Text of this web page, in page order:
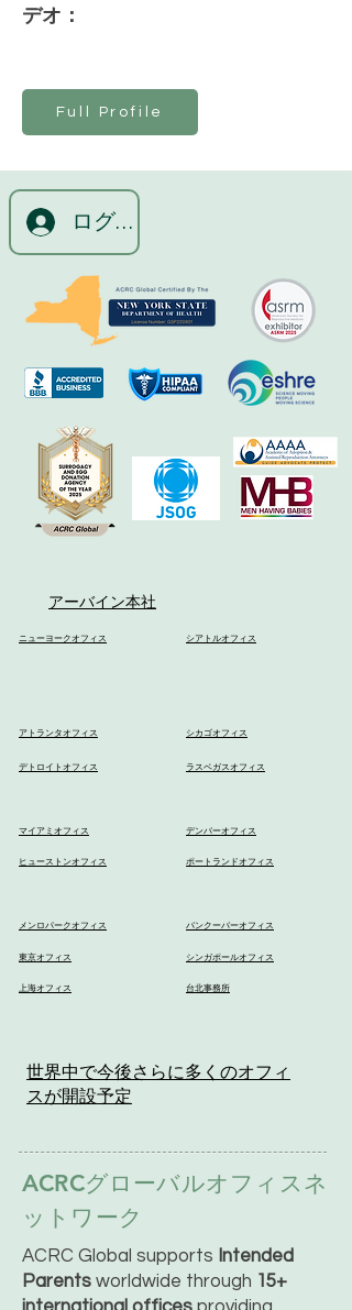
デオ：
Full Profile
ログイン
アーバイン本社
ニューヨークオフィス シアトルオフィス
アトランタオフィス
デトロイトオフィス
マイアミオフィス
ヒューストンオフィス
メンロパークオフィス
東京オフィス
上海オフィス
シカゴオフィス
ラスベガスオフィス
デンバーオフィス
ポートランドオフィス
バンクーバーオフィス
シンガポールオフィス
台北事務所
世界中で今後さらに多くのオフィ
スが開設予定
ACRCグローバルオフィスネ
ットワーク
ACRC Global supports Intended
Parents worldwide through 15+